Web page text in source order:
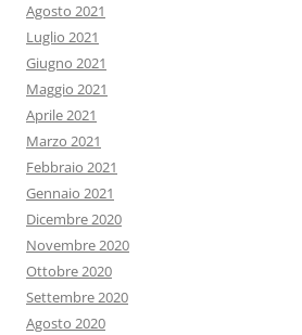
Agosto 2021
Luglio 2021
Giugno 2021
Maggio 2021
Aprile 2021
Marzo 2021
Febbraio 2021
Gennaio 2021
Dicembre 2020
Novembre 2020
Ottobre 2020
Settembre 2020
Agosto 2020